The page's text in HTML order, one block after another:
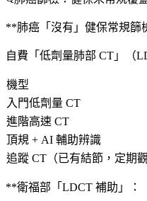
**肺癌「沒有」健保常規
自費「 低劑量肺部 CT 」（
機型
入門低劑量 CT
進階高速 CT
頂規 + AI 輔助辨識
追蹤 CT （已有結節，定期觀
**衛福部「LDCT 補助」：